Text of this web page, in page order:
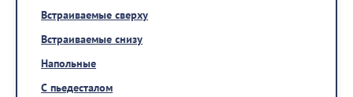
Встраиваемые сверху
Встраиваемые снизу
Напольные
С пьедесталом